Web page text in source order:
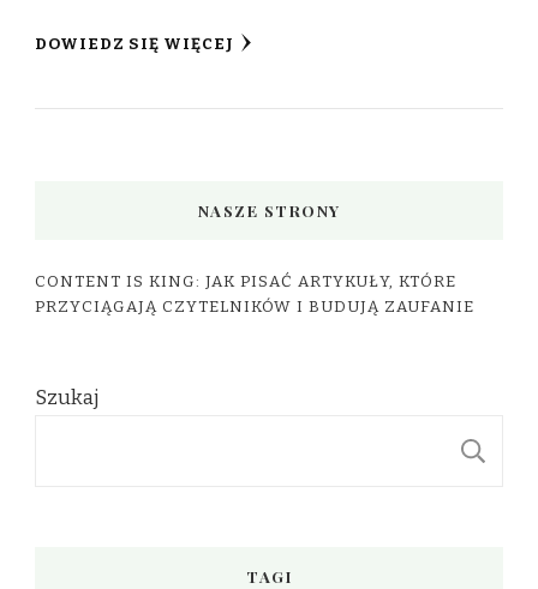
DOWIEDZ SIĘ WIĘCEJ
NASZE STRONY
CONTENT IS KING: JAK PISAĆ ARTYKUŁY, KTÓRE
PRZYCIĄGAJĄ CZYTELNIKÓW I BUDUJĄ ZAUFANIE
Szukaj
TAGI